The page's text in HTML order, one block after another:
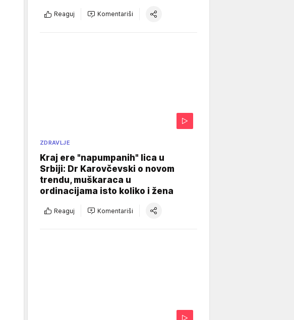
Reaguj Komentariši
ZDRAVLJE
Kraj ere "napumpanih" lica u
Srbiji: Dr Karovčevski o novom
trendu, muškaraca u
ordinacijama isto koliko i žena
Reaguj Komentariši